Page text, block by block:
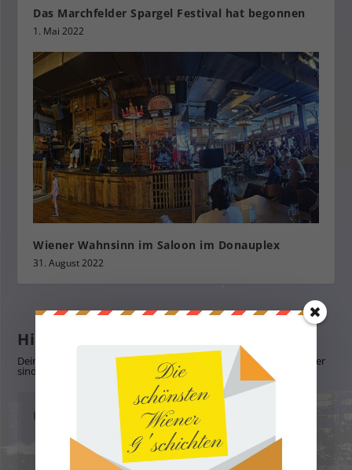
Das Marchfelder Spargel Festival hat begonnen
1. Mai 2022
Wiener Wahnsinn im Saloon im Donauplex
31. August 2022
Hinterlasse eine Antwort
Deine E-Mail-Adresse wird nicht veröffentlicht. Erforderliche Felder
sind mit